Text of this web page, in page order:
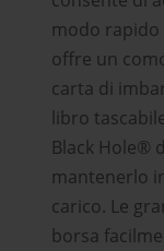
modo rapido
offre un
carta di
libro
Black Hole®
mantenerlo
carico. Le
borsa